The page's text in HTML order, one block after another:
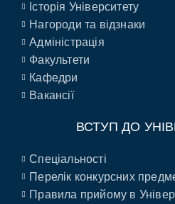
Історія Університету
Нагороди та відзнаки
Адміністрація
Факультети
Кафедри
Вакансії
ВСТУП ДО
Спеціальності
Перелік конкурсних
Правила прийому в